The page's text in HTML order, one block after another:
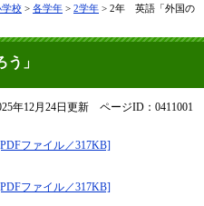
学校 > 各学年 > 2学年 > 2年 英語「外国の
」
年12月24日更新 ページID：0411001
ファイル／317KB]
ファイル／317KB]